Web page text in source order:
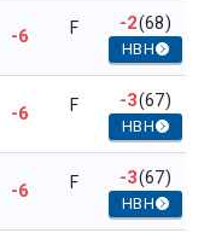
-6 F -2(68)
HBH
-6 F -3(67)
HBH
-6 F -3(67)
HBH